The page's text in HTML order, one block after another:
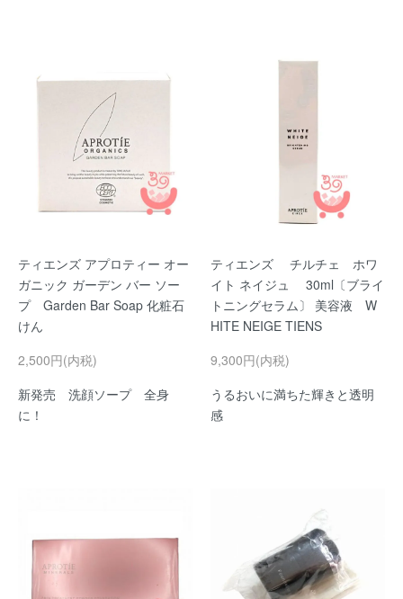
ティエンズ アプロティー オー
ガニック ガーデン バー ソー
プ Garden Bar Soap 化粧石
けん
2,500円(内税)
新発売 洗顔ソープ 全身
に！
ティエンズ チルチェ ホワ
イト ネイジュ 30ml〔ブライ
トニングセラム〕 美容液 W
HITE NEIGE TIENS
9,300円(内税)
うるおいに満ちた輝きと透明
感